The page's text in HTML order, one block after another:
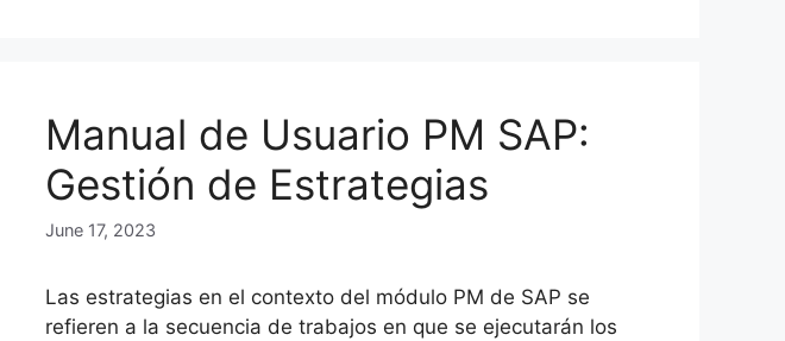
Manual de Usuario PM SAP:
Gestión de Estrategias
June 17, 2023
Las estrategias en el contexto del módulo PM de SAP se
refieren a la secuencia de trabajos en que se ejecutarán los